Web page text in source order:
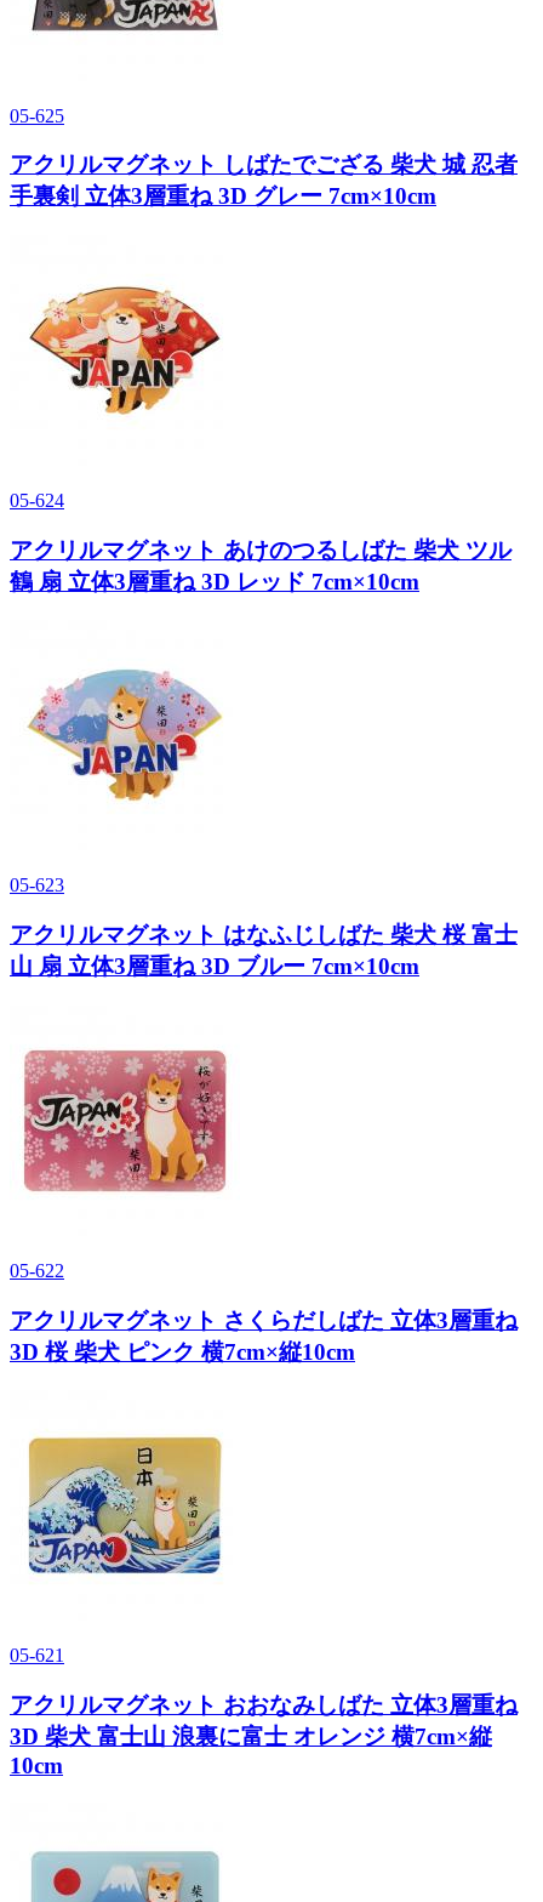
05-625
アクリルマグネット しばたでござる 柴犬 城 忍者
手裏剣 立体3層重ね 3D グレー 7cm×10cm
05-624
アクリルマグネット あけのつるしばた 柴犬 ツル
鶴 扇 立体3層重ね 3D レッド 7cm×10cm
05-623
アクリルマグネット はなふじしばた 柴犬 桜 富士
山 扇 立体3層重ね 3D ブルー 7cm×10cm
05-622
アクリルマグネット さくらだしばた 立体3層重ね
3D 桜 柴犬 ピンク 横7cm×縦10cm
05-621
アクリルマグネット おおなみしばた 立体3層重ね
3D 柴犬 富士山 浪裏に富士 オレンジ 横7cm×縦
10cm